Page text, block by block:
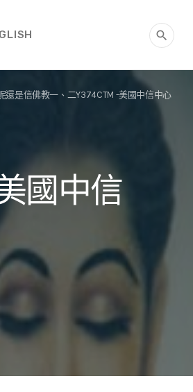
search
還是信佛教一、二Y374CTM -美國中信中心
國中信